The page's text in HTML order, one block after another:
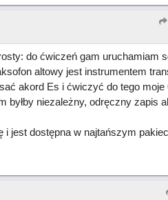
do ćwiczeń gam uruchamiam
altowy jest instrumentem
akord Es i ćwiczyć do tego
niezależny, odręczny zapis
jest dostępna w najtańszym